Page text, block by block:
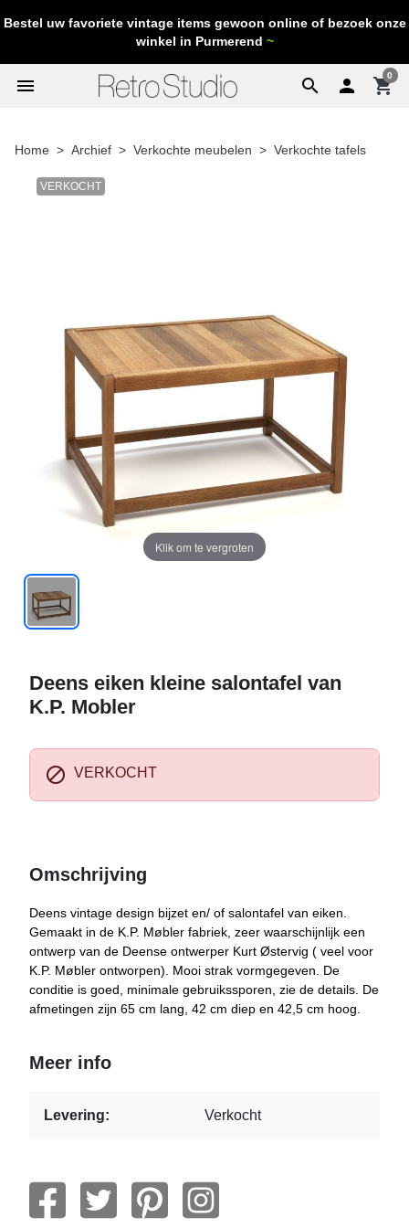
Bestel uw favoriete vintage items gewoon online of bezoek onze
winkel in Purmerend ~
search
menu  shopping_cart
0
Home Archief Verkochte meubelen Verkochte tafels
VERKOCHT
Klik om te vergroten
Deens eiken kleine salontafel van
K.P. Mobler
 VERKOCHT
Omschrijving
Deens vintage design bijzet en/ of salontafel van eiken.
Gemaakt in de K.P. Møbler fabriek, zeer waarschijnlijk een
ontwerp van de Deense ontwerper Kurt Østervig ( veel voor
K.P. Møbler ontworpen). Mooi strak vormgegeven. De
conditie is goed, minimale gebruikssporen, zie de details. De
afmetingen zijn 65 cm lang, 42 cm diep en 42,5 cm hoog.
Meer info
Levering: Verkocht